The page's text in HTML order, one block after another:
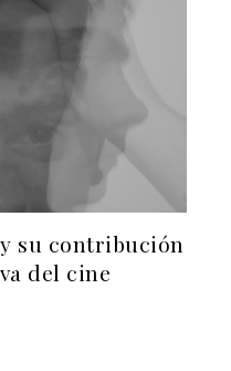
su contribución
del cine